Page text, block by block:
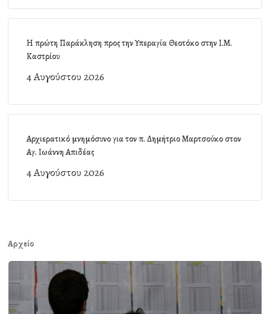
Η πρώτη Παράκληση προς την Υπεραγία Θεοτόκο στην Ι.Μ.
Καστρίου
4 Αυγούστου 2026
Αρχιερατικό μνημόσυνο για τον π. Δημήτριο Μαρτσούκο στον
Αγ. Ιωάννη Απιδέας
4 Αυγούστου 2026
Αρχείο